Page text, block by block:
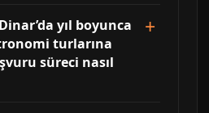
yıl boyunca
turlarına
süreci nasıl